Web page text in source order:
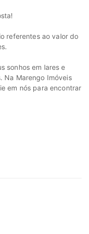
referentes ao valor do
sonhos em lares e
Na Marengo Imóveis
em nós para encontrar